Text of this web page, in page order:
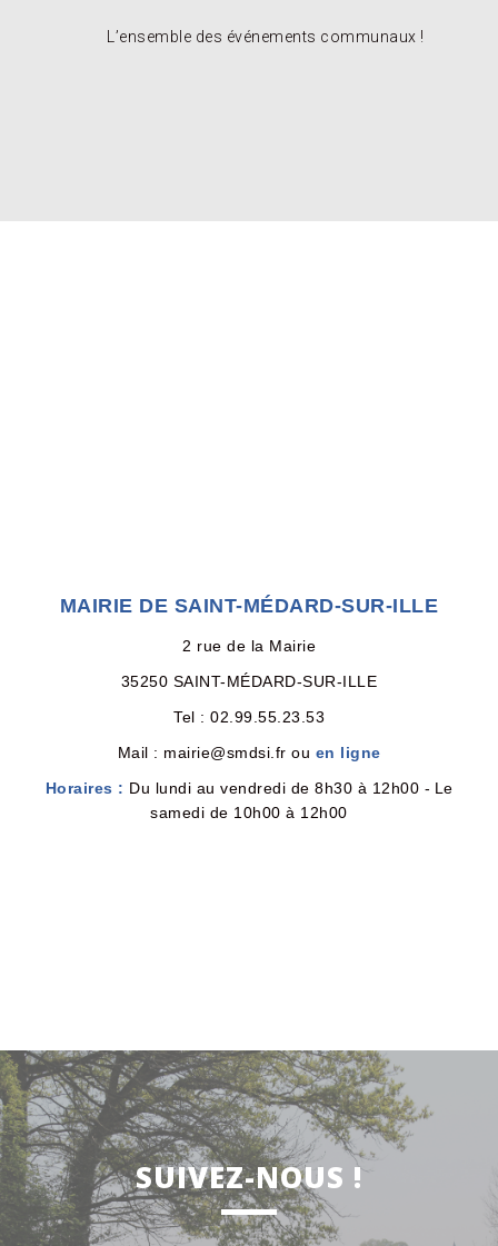
L’ensemble des événements communaux !
MAIRIE DE SAINT-MÉDARD-SUR-ILLE
2 rue de la Mairie
35250 SAINT-MÉDARD-SUR-ILLE
Tel : 02.99.55.23.53
Mail : mairie@smdsi.fr ou en ligne
Horaires : Du lundi au vendredi de 8h30 à 12h00 - Le
samedi de 10h00 à 12h00
SUIVEZ-NOUS !